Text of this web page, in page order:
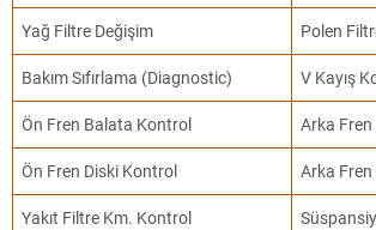
Yağ Filtre Değişim Polen
Bakım Sıfırlama (Diagnostic) V Kayış
Ön Fren Balata Kontrol Arka
Ön Fren Diski Kontrol Arka Fren
Yakıt Filtre Km. Kontrol